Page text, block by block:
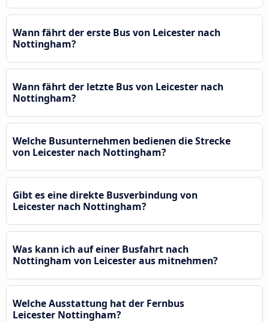
Wann fährt der erste Bus von Leicester nach
Nottingham?
Wann fährt der letzte Bus von Leicester nach
Nottingham?
Welche Busunternehmen bedienen die Strecke
von Leicester nach Nottingham?
Gibt es eine direkte Busverbindung von
Leicester nach Nottingham?
Was kann ich auf einer Busfahrt nach
Nottingham von Leicester aus mitnehmen?
Welche Ausstattung hat der Fernbus
Leicester Nottingham?